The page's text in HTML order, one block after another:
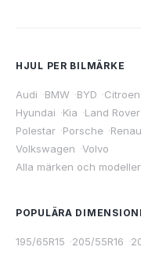
HJUL PER BILMÄRKE
Audi ·BMW ·BYD ·Citroen
Hyundai ·Kia ·Land Rover
Polestar ·Porsche ·
Volkswagen ·Volvo
Alla märken och modeller
POPULÄRA
195/65R15 ·205/55R16 ·